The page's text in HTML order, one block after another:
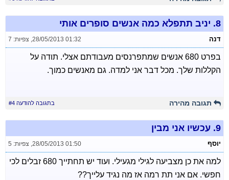
8. יניב תתפלא כמה אנשים סופרים אותי
דנה 28/05/2013 01:32
, צפיות: 7
בפרט 680 אנשים שמתפרנסים מעבודתם אצלי. תודה על
הקללות שלך. מכל דבר אני למדה. גם מאנשים כמוך.
תגובה מהירה בתגובה להודעה #4
9. עכשיו אני מבין
יוסף 28/05/2013 01:50
, צפיות: 5
למה את כן מצביעה לגילי מגעילי. ועוד יש תחתייך 680 זבלים לכי
חפשי. אם אני תת רמה אז מה נגיד עלייך??